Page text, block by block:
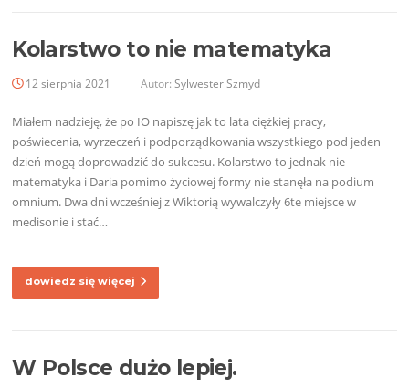
Kolarstwo to nie matematyka
12 sierpnia 2021 Autor:Sylwester Szmyd
Miałem nadzieję, że po IO napiszę jak to lata ciężkiej pracy,
poświecenia, wyrzeczeń i podporządkowania wszystkiego pod jeden
dzień mogą doprowadzić do sukcesu. Kolarstwo to jednak nie
matematyka i Daria pomimo życiowej formy nie stanęła na podium
omnium. Dwa dni wcześniej z Wiktorią wywalczyły 6te miejsce w
medisonie i stać…
dowiedz się więcej
W Polsce dużo lepiej.